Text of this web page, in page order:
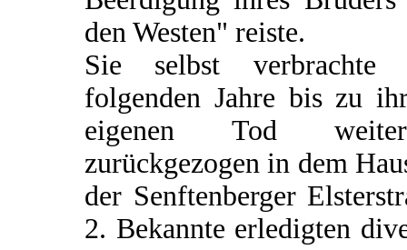
den Westen" reiste.
Sie selbst verbrachte
folgenden Jahre bis zu
eigenen Tod
zurückgezogen in dem
der Senftenberger
2. Bekannte erledigten